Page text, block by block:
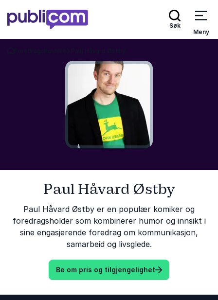
Søk
Meny
Paul Håvard Østby
Paul Håvard Østby er en populær komiker og
foredragsholder som kombinerer humor og innsikt i
sine engasjerende foredrag om kommunikasjon,
samarbeid og livsglede.
Be om pris og tilgjengelighet